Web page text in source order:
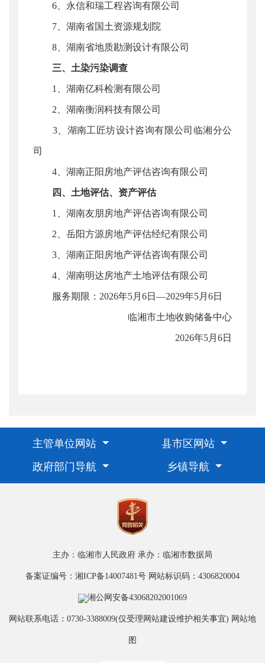
6、永信和瑞工程咨询有限公司
7、湖南省国土资源规划院
8、湖南省地质勘测设计有限公司
三、土染污染调查
1、湖南亿科检测有限公司
2、湖南衡润科技有限公司
3、湖南工匠坊设计咨询有限公司临湘分公
司
4、湖南正阳房地产评估咨询有限公司
四、土地评估、资产评估
1、湖南友朋房地产评估咨询有限公司
2、岳阳方源房地产评估经纪有限公司
3、湖南正阳房地产评估咨询有限公司
4、湖南明达房地产土地评估有限公司
服务期限：2026年5月6日—2029年5月6日
临湘市土地收购储备中心
2026年5月6日
主管单位网站
县市区网站
政府部门导航
乡镇导航
主办：临湘市人民政府 承办：临湘市数据局
备案证编号：湘ICP备14007481号 网站标识码：4306820004
湘公网安备43068202001069
网站联系电话：0730-3388009(仅受理网站建设维护相关事宜) 网站地
图